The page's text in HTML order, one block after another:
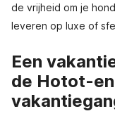
de vrijheid om je
leveren op luxe of
Een
de Hotot-